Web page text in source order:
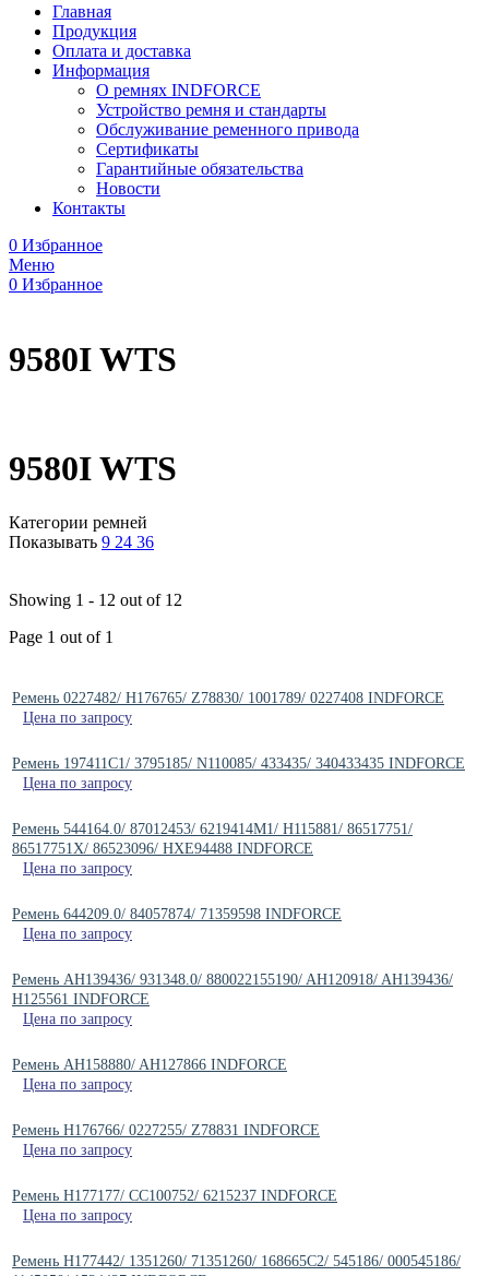
Главная
Продукция
Оплата и доставка
Информация
О ремнях INDFORCE
Устройство ремня и стандарты
Обслуживание ременного привода
Сертификаты
Гарантийные обязательства
Новости
Контакты
0 Избранное
Меню
0 Избранное
9580I WTS
9580I WTS
Категории ремней
Показывать 9 24 36
Showing 1 - 12 out of 12
Page 1 out of 1
Ремень 0227482/ H176765/ Z78830/ 1001789/ 0227408 INDFORCE
Цена по запросу
Ремень 197411C1/ 3795185/ N110085/ 433435/ 340433435 INDFORCE
Цена по запросу
Ремень 544164.0/ 87012453/ 6219414M1/ H115881/ 86517751/
86517751X/ 86523096/ HXE94488 INDFORCE
Цена по запросу
Ремень 644209.0/ 84057874/ 71359598 INDFORCE
Цена по запросу
Ремень AH139436/ 931348.0/ 880022155190/ AH120918/ AH139436/
H125561 INDFORCE
Цена по запросу
Ремень AH158880/ AH127866 INDFORCE
Цена по запросу
Ремень H176766/ 0227255/ Z78831 INDFORCE
Цена по запросу
Ремень H177177/ CC100752/ 6215237 INDFORCE
Цена по запросу
Ремень H177442/ 1351260/ 71351260/ 168665C2/ 545186/ 000545186/